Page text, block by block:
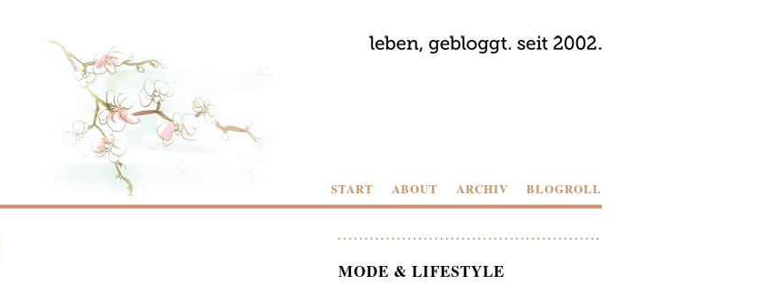
START ABOUT ARCHIV BLOGROLL
MODE & LIFESTYLE